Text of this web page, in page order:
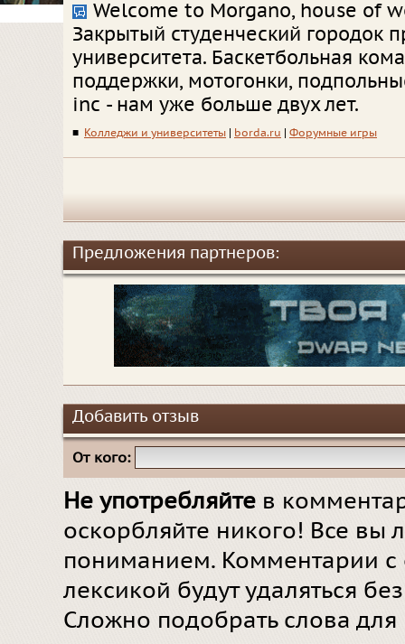
Welcome to Morgano, house of
Закрытый студенческий городок
университета. Баскетбольная
поддержки, мотогонки,
inc - нам уже больше двух лет.
■ Колледжи и университеты borda.ru Форумные игры
Предложения партнеров:
Добавить отзыв
От кого:
Не употребляйте в
оскорбляйте никого! Все вы
пониманием. Комментарии
лексикой будут удаляться
Сложно подобрать слова